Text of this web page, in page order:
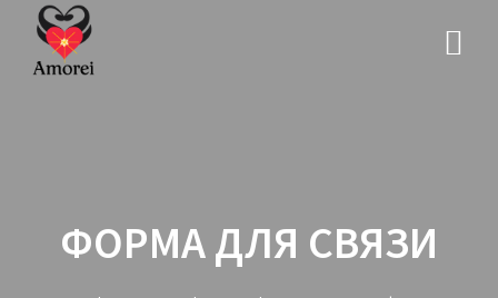
ФОРМА ДЛЯ СВЯЗИ